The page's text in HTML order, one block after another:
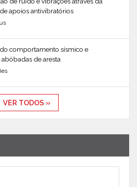
apoios antivibratórios
comportamento sísmico e
de aresta
VER TODOS »